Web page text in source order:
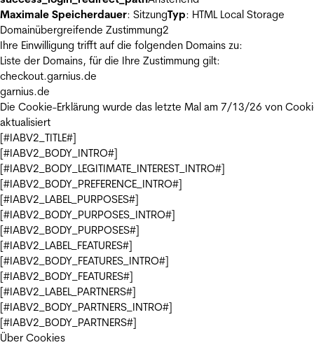
Maximale Speicherdauer: SitzungTyp: HTML Local Storage
Domainübergreifende Zustimmung2
Ihre Einwilligung trifft auf die folgenden Domains zu:
Liste der Domains, für die Ihre Zustimmung gilt:
checkout.garnius.de
garnius.de
Die Cookie-Erklärung wurde das letzte Mal am 7/13/26 von
aktualisiert
[#IABV2_TITLE#]
[#IABV2_BODY_INTRO#]
[#IABV2_BODY_LEGITIMATE_INTEREST_INTRO#]
[#IABV2_BODY_PREFERENCE_INTRO#]
[#IABV2_LABEL_PURPOSES#]
[#IABV2_BODY_PURPOSES_INTRO#]
[#IABV2_BODY_PURPOSES#]
[#IABV2_LABEL_FEATURES#]
[#IABV2_BODY_FEATURES_INTRO#]
[#IABV2_BODY_FEATURES#]
[#IABV2_LABEL_PARTNERS#]
[#IABV2_BODY_PARTNERS_INTRO#]
[#IABV2_BODY_PARTNERS#]
Über Cookies